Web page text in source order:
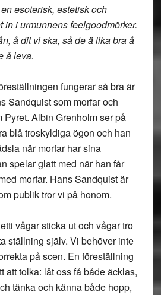
esoterisk, estetisk och
i urmunnens feelgoodmörker.
å dit vi ska, så de ä lika bra å
å leva.
fungerar så bra är
Sandquist som morfar och
Pyret. Albin Grenholm ser på
blå troskyldiga ögon och han
när morfar har sina
spelar glatt med när han får
morfar. Hans Sandquist är
publik tror vi på honom.
vågar sticka ut och vågar tro
ställning själv. Vi behöver inte
på scen. En föreställning
att tolka: låt oss få både äcklas,
tänka och känna både hopp,